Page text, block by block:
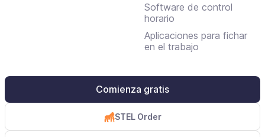
Software de control
horario
Aplicaciones para fichar
en el trabajo
Comienza gratis
STEL Order